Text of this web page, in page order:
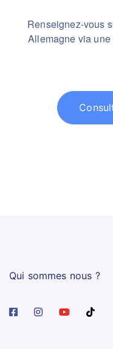
Renseignez-vous
Allemagne via
Qui sommes nous ?